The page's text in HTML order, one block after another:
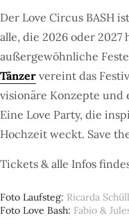
Der Love Circus BASH
alle, die 2026 oder
außergewöhnliche
Tänzer vereint das
visionäre Konzepte und
Eine Love Party, die
Hochzeit weckt. Save
Tickets & alle Infos
Foto Laufsteg Ricarda
Foto Love Bash Fabio &